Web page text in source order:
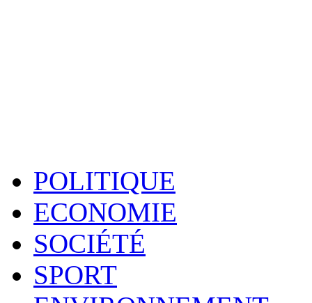
POLITIQUE
ECONOMIE
SOCIÉTÉ
SPORT